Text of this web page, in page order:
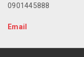
0901445888
Email